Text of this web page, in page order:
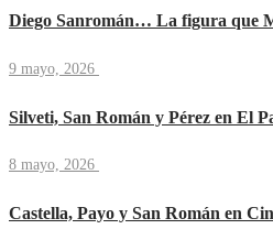
Diego Sanromán… La figura que
9 mayo, 2026
Silveti, San Román y Pérez en El
8 mayo, 2026
Castella, Payo y San Román en